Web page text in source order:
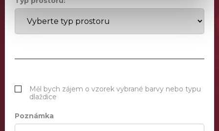
Měl bych zájem o vzorek vybrané barvy nebo typu
dlaždice
Poznámka